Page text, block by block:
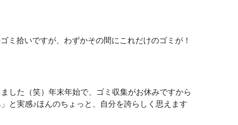
ミ拾いですが、わずかその間にこれだけのゴミが！
した（笑）年末年始で、ゴミ収集がお休みですから
と実感♪ほんのちょっと、自分を誇らしく思えます